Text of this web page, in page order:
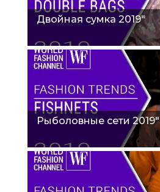
Двойная сумка 2019"
Рыболовные сети 2019"